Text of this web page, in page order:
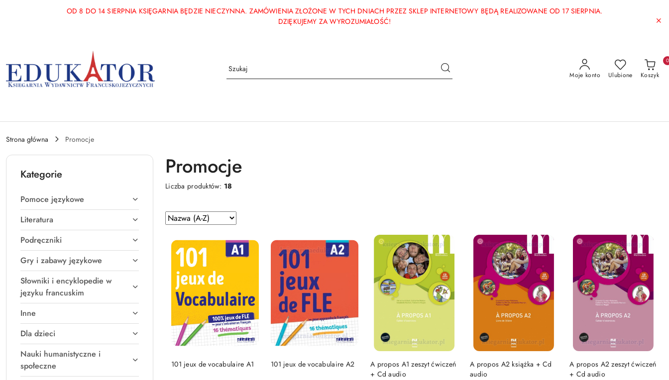
Przejdź do treści głównej
Przejdź do wyszukiwarki
Przejdź do moje konto
Przejdź do menu głównego
Przejdź do stopkiOD 8 DO 14 SIERPNIA KSIĘGARNIA BĘDZIE NIECZYNNA. ZAMÓWIENIA ZŁOŻONE W TYCH DNIACH PRZEZ SKLEP INTERNETOWY BĘDĄ REALIZOWANE OD 17 SIERPNIA.
DZIĘKUJEMY ZA WYROZUMIAŁOŚĆ!
Moje konto Ulubione Koszyk
0
Strona główna Promocje
Kategorie
Pomoce językowe
Literatura
Podręczniki
Gry i zabawy językowe
Słowniki i encyklopedie w
języku francuskim
Inne
Dla dzieci
Nauki humanistyczne i
społeczne
Promocje
Liczba produktów: 18
Zastosowano
sortowanie:
Nazwa
Sortuj
według
101 jeux de vocabulaire A1
DO KOSZYKA 101 jeux de vocabulaire A2
DO KOSZYKA
A propos A1 zeszyt ćwiczeń
+ Cd audio
DO KOSZYKA
A propos A2 książka + Cd
audio
DO KOSZYKA
A propos A2 zeszyt ćwiczeń
+ Cd audio
DO KOSZYKA